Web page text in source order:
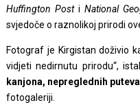
Huffington PostiNational
svjedoče o raznolikoj prirodi
Fotograf je Kirgistan doživio
vidjeti nedirnutu prirodu“,
kanjona, nepreglednih
fotogaleriji.